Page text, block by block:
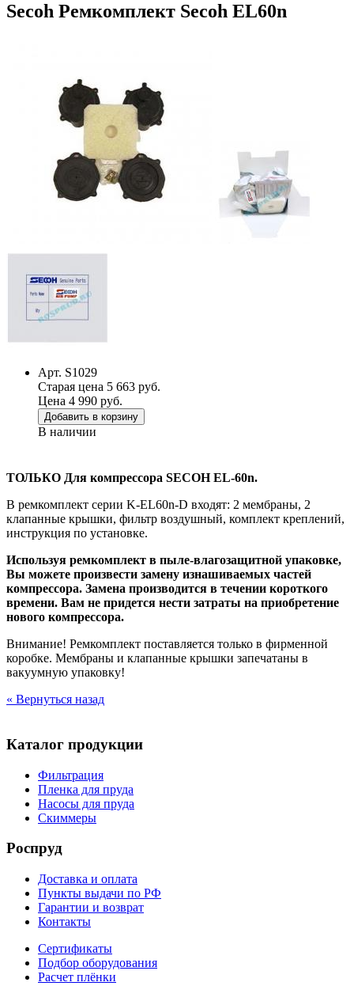
Secoh Ремкомплект Secoh EL60n
Арт. S1029
Старая цена 5 663 руб.
Цена 4 990 руб.
Добавить в корзину
В наличии
ТОЛЬКО Для компрессора SECOH EL-60n.
В ремкомплект серии K-EL60n-D входят: 2 мембраны, 2
клапанные крышки, фильтр воздушный, комплект креплений,
инструкция по установке.
Используя ремкомплект в пыле-влагозащитной упаковке,
Вы можете произвести замену изнашиваемых частей
компрессора. Замена производится в течении короткого
времени. Вам не придется нести затраты на приобретение
нового компрессора.
Внимание! Ремкомплект поставляется только в фирменной
коробке. Мембраны и клапанные крышки запечатаны в
вакуумную упаковку!
« Вернуться назад
Каталог продукции
Фильтрация
Пленка для пруда
Насосы для пруда
Скиммеры
Роспруд
Доставка и оплата
Пункты выдачи по РФ
Гарантии и возврат
Контакты
Сертификаты
Подбор оборудования
Расчет плёнки